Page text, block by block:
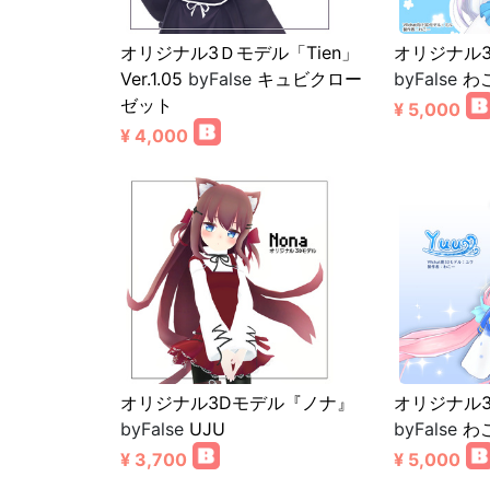
オリジナル3Ｄモデル「Tien」
Ver.1.05 byFalse キュビクロー
ゼット
¥ 4,000
オリジナル
byFalse わ
¥ 5,000
オリジナル3Dモデル『ノナ』
byFalse UJU
¥ 3,700
オリジナル
byFalse わ
¥ 5,000